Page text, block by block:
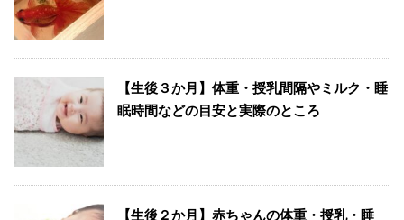
【生後３か月】体重・授乳間隔やミルク・睡
眠時間などの目安と実際のところ
【生後２か月】赤ちゃんの体重・授乳・睡